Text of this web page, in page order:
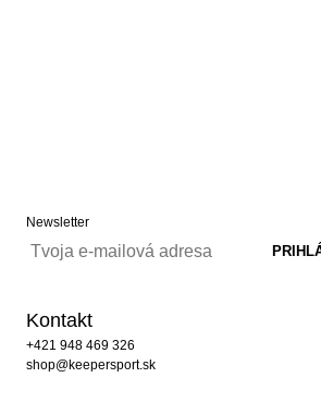
Newsletter
Kontakt
+421 948 469 326
shop@keepersport.sk